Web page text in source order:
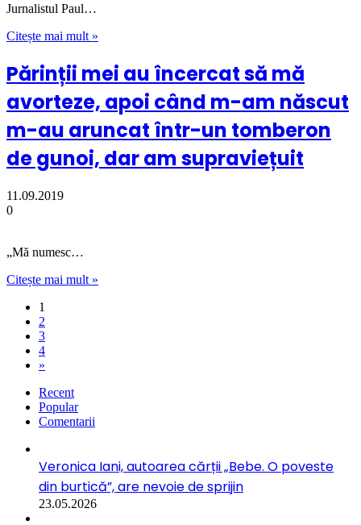
Jurnalistul Paul…
Citește mai mult »
Părinții mei au încercat să mă
avorteze, apoi când m-am născut
m-au aruncat într-un tomberon
de gunoi, dar am supraviețuit
11.09.2019
0
„Mă numesc…
Citește mai mult »
1
2
3
4
»
Recent
Popular
Comentarii
Veronica Iani, autoarea cărții „Bebe. O poveste
din burtică”, are nevoie de sprijin
23.05.2026